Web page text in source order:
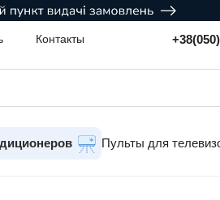
Контакты
Пульты для